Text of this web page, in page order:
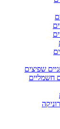
שפיצים
חשמליים